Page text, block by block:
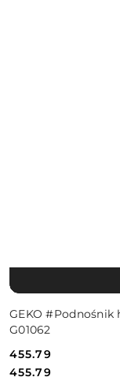
GEKO #Podnośnik
G01062
Cena:
455.79
Cena:
455.79